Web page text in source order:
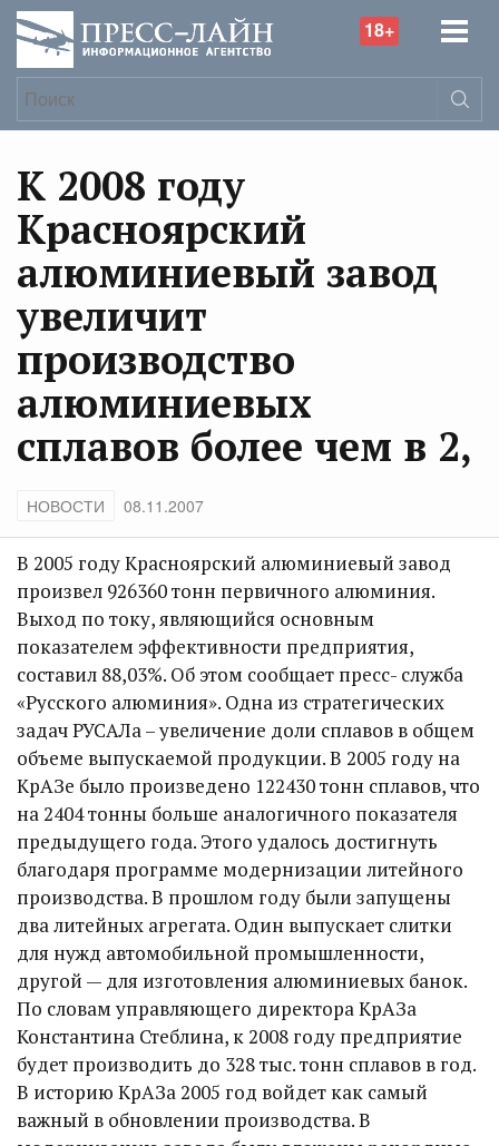
18+
К 2008 году
Красноярский
алюминиевый завод
увеличит
производство
алюминиевых
сплавов более чем в 2,
НОВОСТИ 08.11.2007
В 2005 году Красноярский алюминиевый завод
произвел 926360 тонн первичного алюминия.
Выход по току, являющийся основным
показателем эффективности предприятия,
составил 88,03%. Об этом сообщает пресс- служба
«Русского алюминия». Одна из стратегических
задач РУСАЛа – увеличение доли сплавов в общем
объеме выпускаемой продукции. В 2005 году на
КрАЗе было произведено 122430 тонн сплавов, что
на 2404 тонны больше аналогичного показателя
предыдущего года. Этого удалось достигнуть
благодаря программе модернизации литейного
производства. В прошлом году были запущены
два литейных агрегата. Один выпускает слитки
для нужд автомобильной промышленности,
другой — для изготовления алюминиевых банок.
По словам управляющего директора КрАЗа
Константина Стеблина, к 2008 году предприятие
будет производить до 328 тыс. тонн сплавов в год.
В историю КрАЗа 2005 год войдет как самый
важный в обновлении производства. В